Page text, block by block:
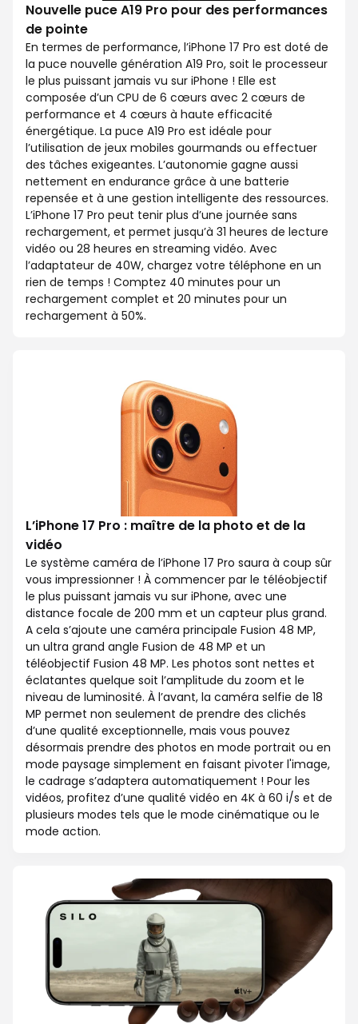
Nouvelle puce A19 Pro pour des performances
de pointe
En termes de performance, l’iPhone 17 Pro est doté de
la puce nouvelle génération A19 Pro, soit le processeur
le plus puissant jamais vu sur iPhone ! Elle est
composée d’un CPU de 6 cœurs avec 2 cœurs de
performance et 4 cœurs à haute efficacité
énergétique. La puce A19 Pro est idéale pour
l’utilisation de jeux mobiles gourmands ou effectuer
des tâches exigeantes. L’autonomie gagne aussi
nettement en endurance grâce à une batterie
repensée et à une gestion intelligente des ressources.
L’iPhone 17 Pro peut tenir plus d’une journée sans
rechargement, et permet jusqu’à 31 heures de lecture
vidéo ou 28 heures en streaming vidéo. Avec
l’adaptateur de 40W, chargez votre téléphone en un
rien de temps ! Comptez 40 minutes pour un
rechargement complet et 20 minutes pour un
rechargement à 50%.
L’iPhone 17 Pro : maître de la photo et de la
vidéo
Le système caméra de l’iPhone 17 Pro saura à coup sûr
vous impressionner ! À commencer par le téléobjectif
le plus puissant jamais vu sur iPhone, avec une
distance focale de 200 mm et un capteur plus grand.
A cela s’ajoute une caméra principale Fusion 48 MP,
un ultra grand angle Fusion de 48 MP et un
téléobjectif Fusion 48 MP. Les photos sont nettes et
éclatantes quelque soit l’amplitude du zoom et le
niveau de luminosité. À l’avant, la caméra selfie de 18
MP permet non seulement de prendre des clichés
d’une qualité exceptionnelle, mais vous pouvez
désormais prendre des photos en mode portrait ou en
mode paysage simplement en faisant pivoter l'image,
le cadrage s’adaptera automatiquement ! Pour les
vidéos, profitez d’une qualité vidéo en 4K à 60 i/s et de
plusieurs modes tels que le mode cinématique ou le
mode action.